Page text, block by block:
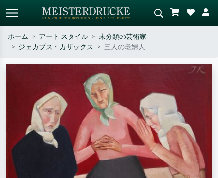
作家名・作品名・スタイルで検索
– 例：モネ、星月夜、印象派、北
斎の波、ヌード。
シーンを説明してください – 例：
ホーム アート スタイル
未分類の芸術家
ジェカブス・カザックス
三人の老婦人